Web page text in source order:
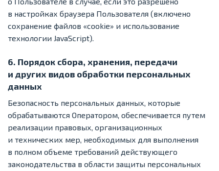
в настройках браузера Пользователя (включено
сохранение файлов «cookie» и использование
технологии JavaScript).
6. Порядок сбора, хранения, передачи
и других видов обработки персональных
данных
Безопасность персональных данных, которые
обрабатываются Оператором, обеспечивается путем
реализации правовых, организационных
и технических мер, необходимых для выполнения
в полном объеме требований действующего
законодательства в области защиты персональных